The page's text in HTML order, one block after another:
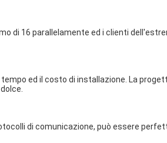
di 16 parallelamente ed i clienti
ed il costo di installazione. La
di comunicazione, può essere